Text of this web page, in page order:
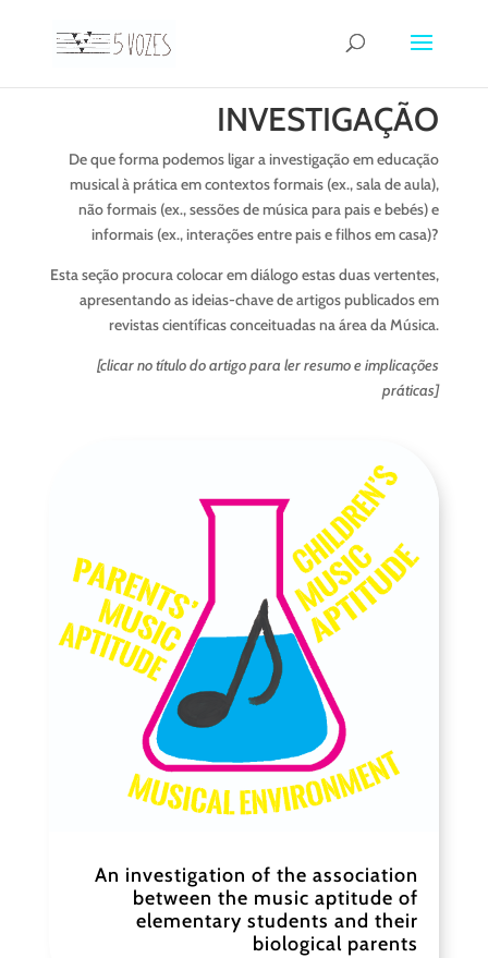
INVESTIGAÇÃO
De que forma podemos ligar a investigação em educação
musical à prática em contextos formais (ex., sala de aula),
não formais (ex., sessões de música para pais e bebés) e
informais (ex., interações entre pais e filhos em casa)?
Esta seção procura colocar em diálogo estas duas vertentes,
apresentando as ideias-chave de artigos publicados em
revistas científicas conceituadas na área da Música.
[clicar no título do artigo para ler resumo e implicações
práticas]
An investigation of the association
between the music aptitude of
elementary students and their
biological parents